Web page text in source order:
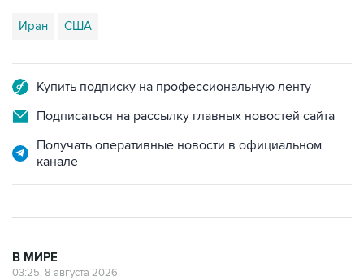
Иран США
Купить подписку на профессиональную ленту
Подписаться на рассылку главных новостей сайта
Получать оперативные новости в официальном
канале
В МИРЕ
03:25, 8 августа 2026